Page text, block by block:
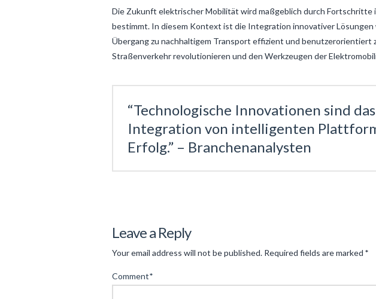
Die Zukunft elektrischer Mobilität wird maßgeblich durch
bestimmt. In diesem Kontext ist die Integration innovativer Lösungen
Übergang zu nachhaltigem Transport effizient und
Straßenverkehr revolutionieren und den Werkzeugen der
“Technologische Innovationen sind
Integration von intelligenten
Erfolg.” – Branchenanalysten
Innovationen
im
elektrischer
Leave a Reply
Your email address will not be published. Required fields are marked *
Comment*